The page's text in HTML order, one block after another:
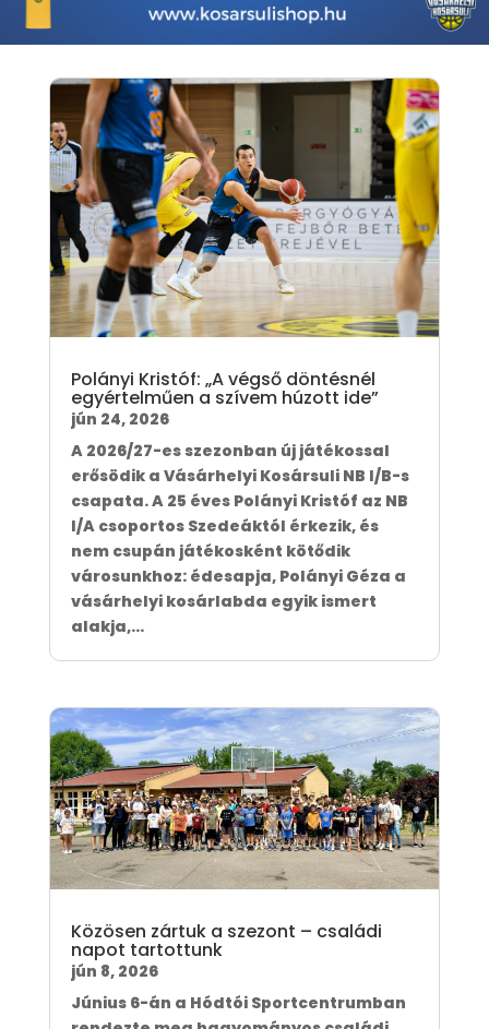
Polányi Kristóf: „A végső döntésnél
egyértelműen a szívem húzott ide”
jún 24, 2026
A 2026/27-es szezonban új játékossal
erősödik a Vásárhelyi Kosársuli NB I/B-s
csapata. A 25 éves Polányi Kristóf az NB
I/A csoportos Szedeáktól érkezik, és
nem csupán játékosként kötődik
városunkhoz: édesapja, Polányi Géza a
vásárhelyi kosárlabda egyik ismert
alakja,...
Közösen zártuk a szezont – családi
napot tartottunk
jún 8, 2026
Június 6-án a Hódtói Sportcentrumban